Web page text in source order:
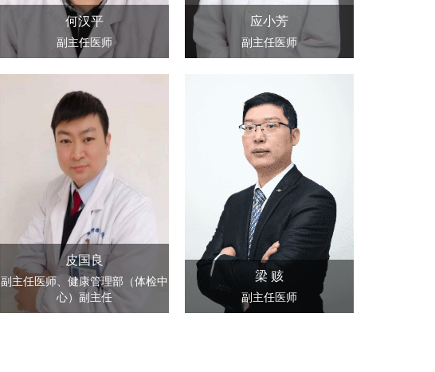
何汉平
副主任医师
应小芳
副主任医师
皮国良
副主任医师、健康管理部（体检中
心）副主任
梁 赅
副主任医师